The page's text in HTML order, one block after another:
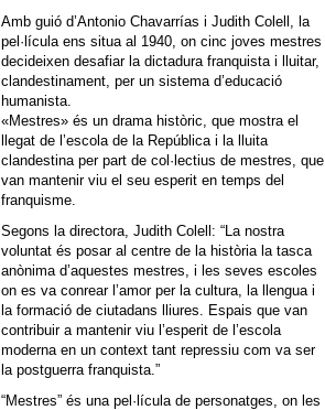
Amb guió d’Antonio Chavarrías i Judith Colell, la
pel·lícula ens situa al 1940, on cinc joves mestres
decideixen desafiar la dictadura franquista i lluitar,
clandestinament, per un sistema d’educació
humanista.
«Mestres» és un drama històric, que mostra el
llegat de l’escola de la República i la lluita
clandestina per part de col·lectius de mestres, que
van mantenir viu el seu esperit en temps del
franquisme.
Segons la directora, Judith Colell: “La nostra
voluntat és posar al centre de la història la tasca
anònima d’aquestes mestres, i les seves escoles
on es va conrear l’amor per la cultura, la llengua i
la formació de ciutadans lliures. Espais que van
contribuir a mantenir viu l’esperit de l’escola
moderna en un context tant repressiu com va ser
la postguerra franquista.”
“Mestres” és una pel·lícula de personatges, on les